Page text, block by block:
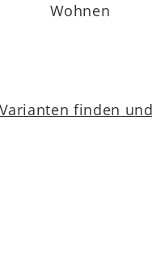
Wohnen
finden